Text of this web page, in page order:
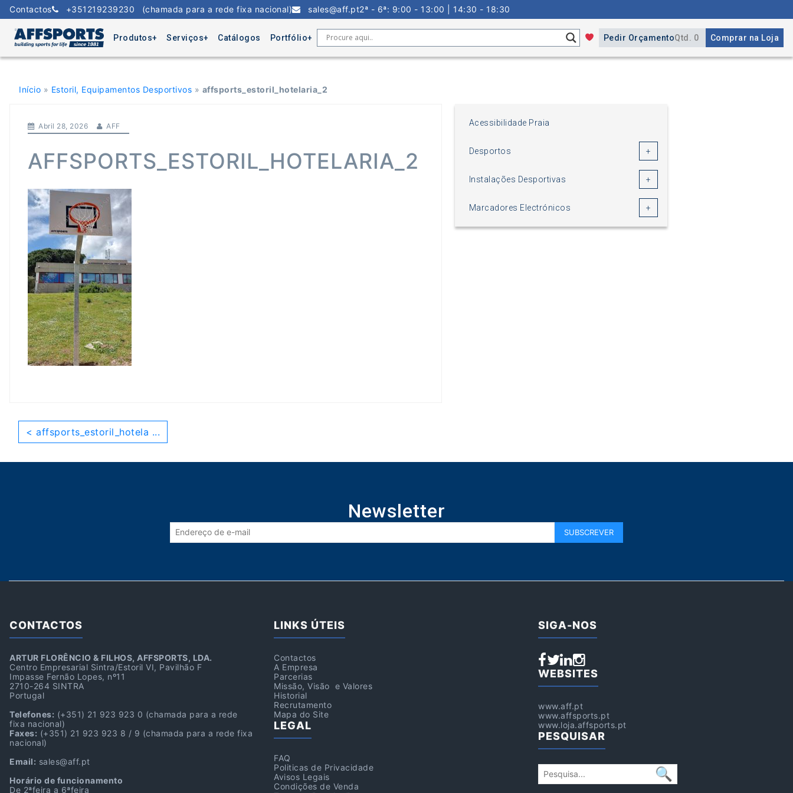
Skip
Contactos +351219239230 (chamada para a rede fixa nacional) sales@aff.pt2ª - 6ª: 9:00 - 13:00 | 14:30 - 18:30
Produtos Serviços Catálogos Portfólio Pedir OrçamentoQtd. 0 Comprar na Loja
Início » Estoril, Equipamentos Desportivos » affsports_estoril_hotelaria_2
Abril 28, 2026 AFF
AFFSPORTS_ESTORIL_HOTELARIA_2
< affsports_estoril_hotela ...
Acessibilidade Praia
Desportos
Instalações Desportivas
Marcadores Electrónicos
Newsletter
CONTACTOS
ARTUR FLORÊNCIO & FILHOS, AFFSPORTS, LDA.
Centro Empresarial Sintra/Estoril VI, Pavilhão F
Impasse Fernão Lopes, nº11
2710-264 SINTRA
Portugal
Telefones: (+351) 21 923 923 0 (chamada para a rede
fixa nacional)
Faxes: (+351) 21 923 923 8 / 9 (chamada para a rede fixa
nacional)
Email: sales@aff.pt
Horário de funcionamento
De 2ªfeira a 6ªfeira
LINKS ÚTEIS
Contactos
A Empresa
Parcerias
Missão, Visão e Valores
Historial
Recrutamento
Mapa do Site
LEGAL
FAQ
Politicas de Privacidade
Avisos Legais
Condições de Venda
SIGA-NOS
WEBSITES
www.aff.pt
www.affsports.pt
www.loja.affsports.pt
PESQUISAR